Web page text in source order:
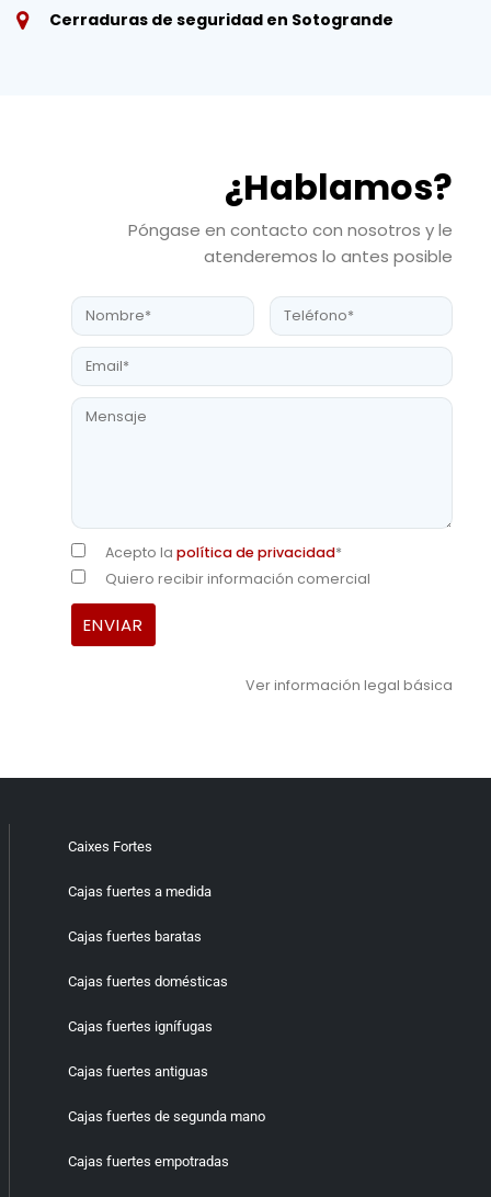
Cerraduras de seguridad en Sotogrande
¿Hablamos?
Póngase en contacto con nosotros y le
atenderemos lo antes posible
Acepto la política de privacidad*
Quiero recibir información comercial
Ver información legal básica
Caixes Fortes
Cajas fuertes a medida
Cajas fuertes baratas
Cajas fuertes domésticas
Cajas fuertes ignífugas
Cajas fuertes antiguas
Cajas fuertes de segunda mano
Cajas fuertes empotradas